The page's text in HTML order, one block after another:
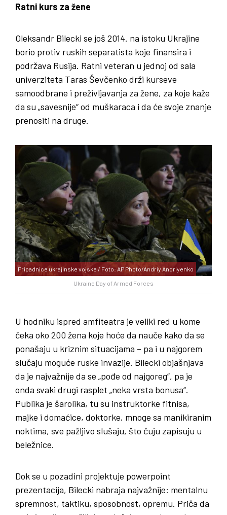
Ratni kurs za žene
Oleksandr Bilecki se još 2014. na istoku Ukrajine
borio protiv ruskih separatista koje finansira i
podržava Rusija. Ratni veteran u jednoj od sala
univerziteta Taras Ševčenko drži kurseve
samoodbrane i preživljavanja za žene, za koje kaže
da su „savesnije“ od muškaraca i da će svoje znanje
prenositi na druge.
Ukraine Day of Armed Forces
Pripadnice ukrajinske vojske / Foto: AP Photo/Andriy Andriyenko
U hodniku ispred amfiteatra je veliki red u kome
čeka oko 200 žena koje hoće da nauče kako da se
ponašaju u kriznim situacijama – pa i u najgorem
slučaju moguće ruske invazije. Bilecki objašnjava
da je najvažnije da se „pođe od najgoreg“, pa je
onda svaki drugi rasplet „neka vrsta bonusa“.
Publika je šarolika, tu su instruktorke fitnisa,
majke i domaćice, doktorke, mnoge sa manikiranim
noktima, sve pažljivo slušaju, što čuju zapisuju u
beležnice.
Dok se u pozadini projektuje powerpoint
prezentacija, Bilecki nabraja najvažnije: mentalnu
spremnost, taktiku, sposobnost, opremu. Priča da